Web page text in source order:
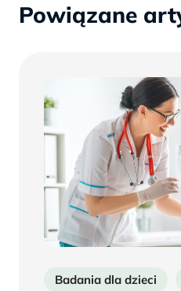
Powiązane
Badania dla dzieci